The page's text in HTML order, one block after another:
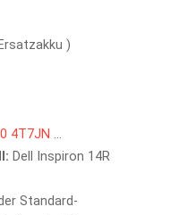
)
4T7JN ...
Dell Inspiron 14R
Standard-